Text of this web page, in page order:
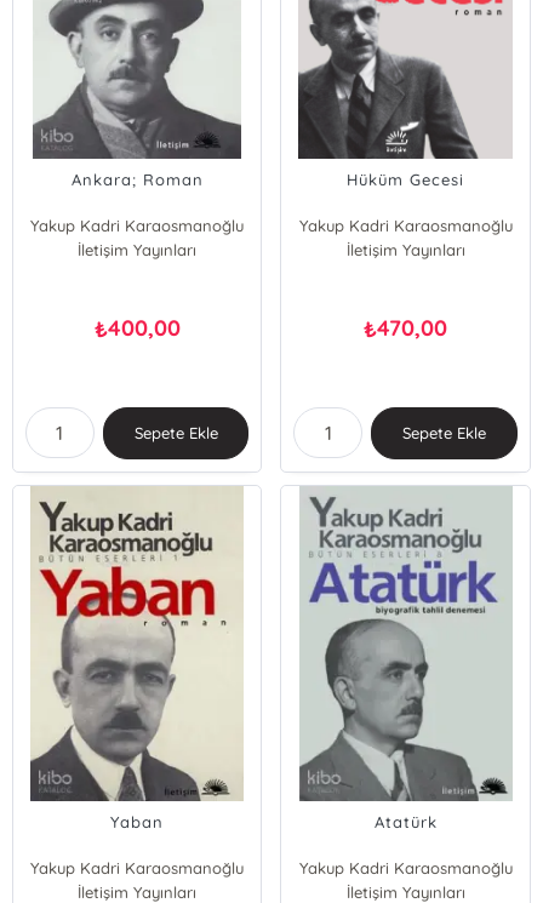
Ankara; Roman
Yakup Kadri Karaosmanoğlu
İletişim Yayınları
₺400,00
Sepete Ekle
Hüküm Gecesi
Yakup Kadri Karaosmanoğlu
İletişim Yayınları
₺470,00
Sepete Ekle
Yaban
Yakup Kadri Karaosmanoğlu
İletişim Yayınları
Atatürk
Yakup Kadri Karaosmanoğlu
İletişim Yayınları